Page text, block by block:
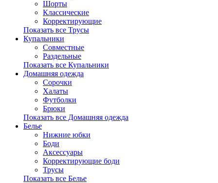
Шорты
Классические
Корректирующие
Показать все Трусы
Купальники
Совместные
Раздельные
Показать все Купальники
Домашняя одежда
Сорочки
Халаты
Футболки
Брюки
Показать все Домашняя одежда
Белье
Нижние юбки
Боди
Аксессуары
Корректирующие боди
Трусы
Показать все Белье